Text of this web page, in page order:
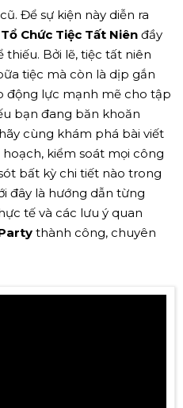
Để sự kiện này diễn ra
Chức Tiệc Tất Niên đầy
Bởi lẽ, tiệc tất niên
tiệc mà còn là dịp gắn
động lực mạnh mẽ cho tập
bạn đang băn khoăn
cùng khám phá bài viết
kiểm soát mọi công
bất kỳ chi tiết nào trong
đây là hướng dẫn từng
tế và các lưu ý quan
thành công, chuyên